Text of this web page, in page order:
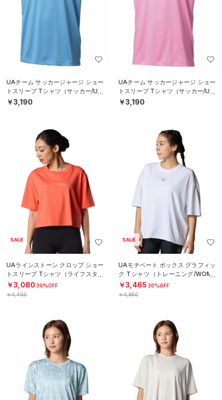
UAチーム サッカージャージ ショー
トスリーブ Tシャツ（サッカー/UNI
SEX）
￥3,190
UAチーム サッカージャージ ショー
トスリーブ Tシャツ（サッカー/UNI
SEX）
￥3,190
SALE
UAラインストーン クロップ ショー
トスリーブ Tシャツ（ライフスタイ
ル/WOMEN）
￥3,080 30%OFF
￥4,400
SALE
UAモチベート ボックス グラフィッ
ク Tシャツ（トレーニング/WOME
N）
￥3,465 30%OFF
￥4,950